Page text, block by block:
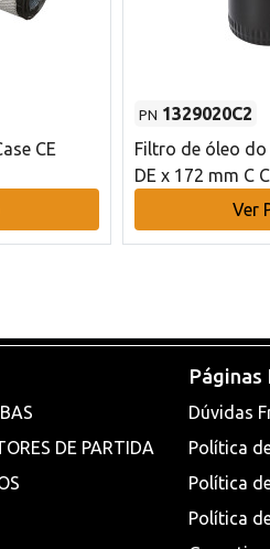
CE
PN 1329020C2
Filtro de óleo
DE x 172 mm C
Ver
DE PARTIDA
Dúvidas
Política
Política
Política